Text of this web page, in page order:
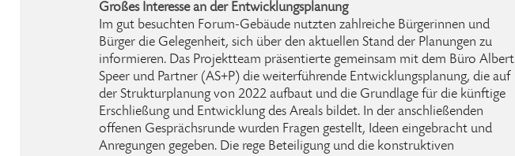
Großes Interesse an der Entwicklungsplanung
Im gut besuchten Forum-Gebäude nutzten zahlreiche Bürgerinnen und
Bürger die Gelegenheit, sich über den aktuellen Stand der Planungen zu
informieren. Das Projektteam präsentierte gemeinsam mit dem Büro Albert
Speer und Partner (AS+P) die weiterführende Entwicklungsplanung, die auf
der Strukturplanung von 2022 aufbaut und die Grundlage für die künftige
Erschließung und Entwicklung des Areals bildet. In der anschließenden
offenen Gesprächsrunde wurden Fragen gestellt, Ideen eingebracht und
Anregungen gegeben. Die rege Beteiligung und die konstruktiven